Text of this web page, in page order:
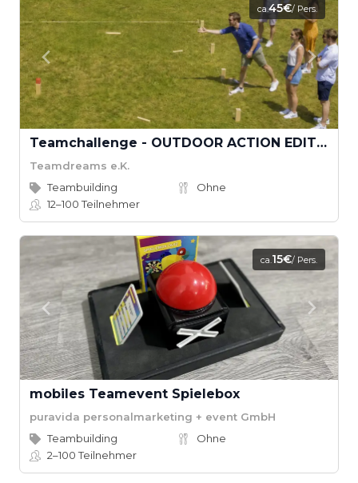
ca.45€/ Pers.
Teamchallenge - OUTDOOR ACTION EDITION
Teamdreams e.K.
Teambuilding
Ohne
12–100Teilnehmer
ca.15€/ Pers.
mobiles Teamevent Spielebox
puravida personalmarketing + event GmbH
Teambuilding
Ohne
2–100Teilnehmer